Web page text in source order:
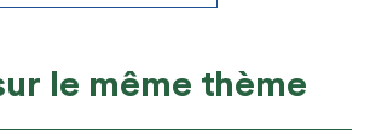
le même thème